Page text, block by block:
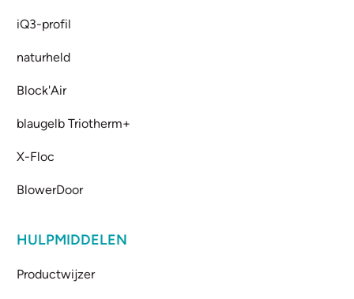
iQ3-profil
naturheld
Block'Air
blaugelb Triotherm+
X-Floc
BlowerDoor
HULPMIDDELEN
Productwijzer